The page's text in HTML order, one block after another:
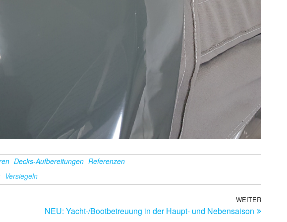
Decks-Aufbereitungen Referenzen
Versiegeln
Nächster
Beitrag
WEITER
NEU: Yacht-/Bootbetreuung in der Haupt- und Nebensaison